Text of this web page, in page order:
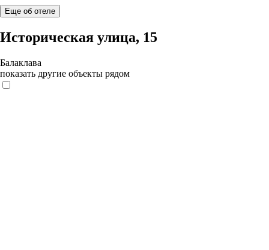
Еще об отеле
Историческая улица, 15
Балаклава
показать другие объекты рядом